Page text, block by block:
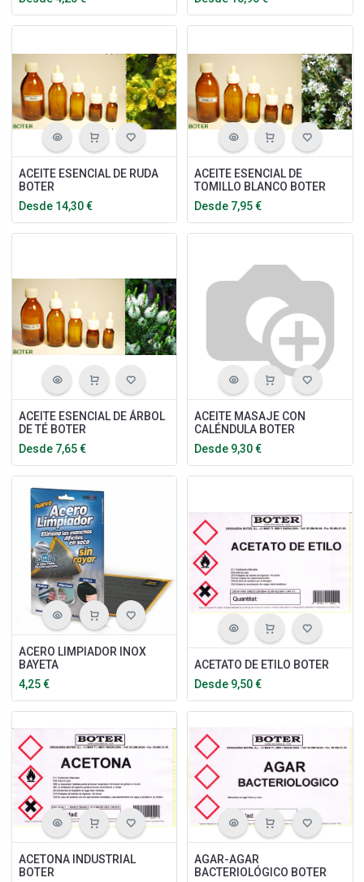
ACEITE ESENCIAL DE RUDA
BOTER
Desde 14,30€
ACEITE ESENCIAL DE
TOMILLO BLANCO BOTER
Desde 7,95€
ACEITE ESENCIAL DE ÁRBOL
DE TÉ BOTER
Desde 7,65€
ACEITE MASAJE CON
CALÉNDULA BOTER
Desde 9,30€
ACERO LIMPIADOR INOX
BAYETA
4,25€
ACETATO DE ETILO BOTER
Desde 9,50€
ACETONA INDUSTRIAL
BOTER
AGAR-AGAR
BACTERIOLÓGICO BOTER